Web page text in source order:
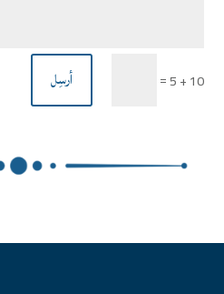
10 + 5
= أرسِل